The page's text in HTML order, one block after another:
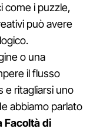
come i puzzle,
può avere
o una
il flusso
e ritagliarsi uno
abbiamo parlato
Facoltà di